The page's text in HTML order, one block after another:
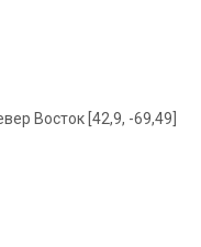
Восток [42,9, -69,49]